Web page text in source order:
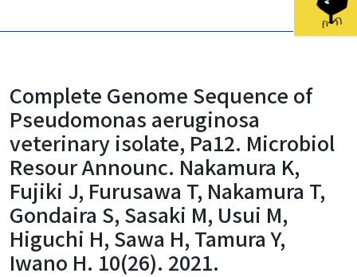
Complete Genome Sequence of
Pseudomonas aeruginosa
veterinary isolate, Pa12. Microbiol
Resour Announc. Nakamura K,
Fujiki J, Furusawa T, Nakamura T,
Gondaira S, Sasaki M, Usui M,
Higuchi H, Sawa H, Tamura Y,
Iwano H. 10(26). 2021.